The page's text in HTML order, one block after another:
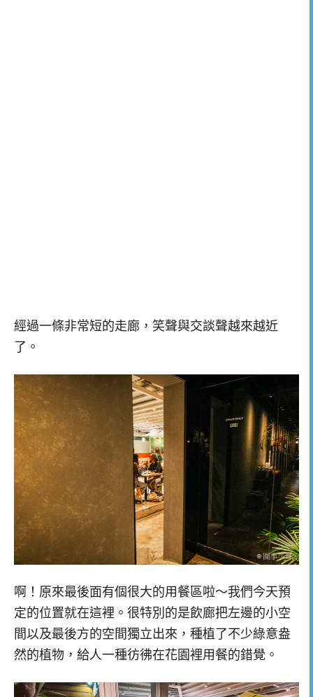
經過一條非常短的走廊，笑聲與交談聲越來越近
了。
啊！原來最後面有個很大的用餐區啦～我們今天預
定的位置就在這裡。很特別的是飲廊把左邊的小空
間以及最後方的空間獨立出來，種植了不少綠意盎
然的植物，給人一種彷彿在花園裡用餐的錯覺。